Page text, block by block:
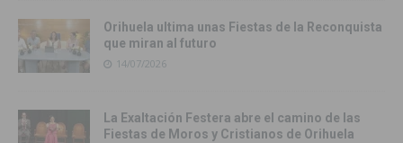
Orihuela ultima unas Fiestas de la Reconquista
que miran al futuro
14/07/2026
La Exaltación Festera abre el camino de las
Fiestas de Moros y Cristianos de Orihuela